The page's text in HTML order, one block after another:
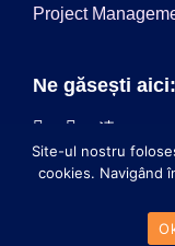
Project
Ne găsești aici:
© 2024 SAYMO
Site-ul nostru
cookies. Navigând